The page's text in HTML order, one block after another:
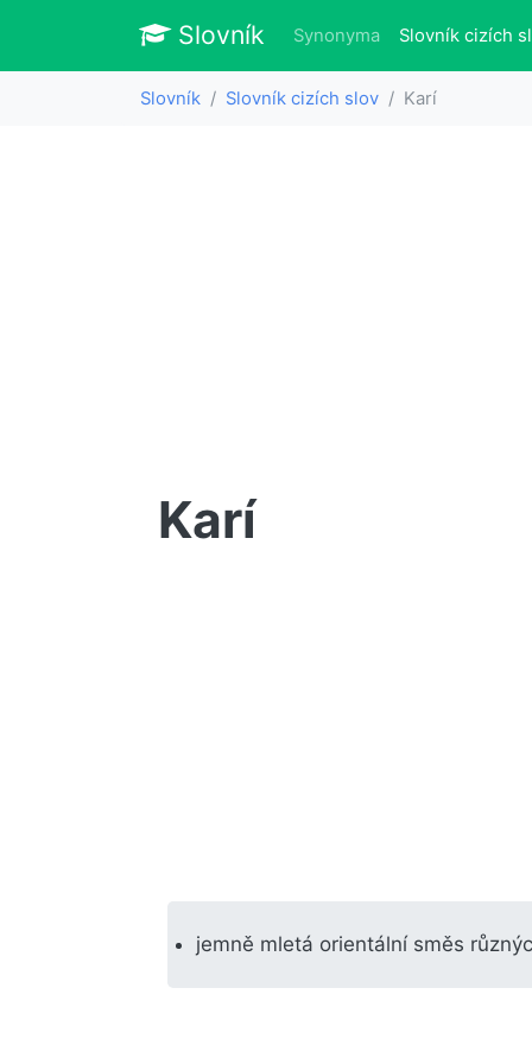
Slovník Slovník
Synonyma Slovník cizích
Slovník Slovník cizích slov Karí
Karí
jemně mletá orientální směs